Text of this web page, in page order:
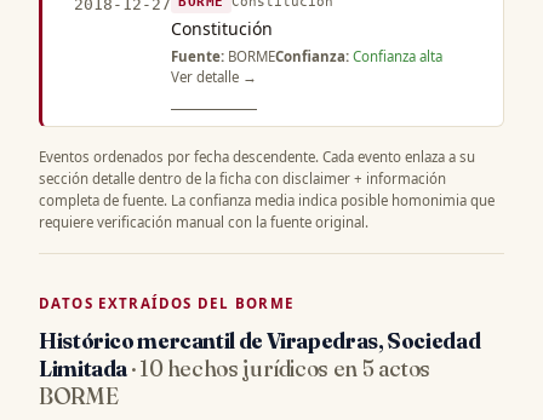
2018-12-27
Constitución
Fuente: BORMEConfianza: Confianza alta
Ver detalle →
Eventos ordenados por fecha descendente. Cada evento enlaza a su
sección detalle dentro de la ficha con disclaimer + información
completa de fuente. La confianza media indica posible homonimia que
requiere verificación manual con la fuente original.
DATOS EXTRAÍDOS DEL BORME
Histórico mercantil de Virapedras, Sociedad
Limitada· 10 hechos jurídicos en 5 actos
BORME